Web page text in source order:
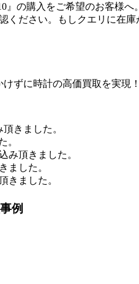
』の購入をご希望のお客様へ。
ださい。もしクエリに在
ずに時計の高価買取を実現！
きました。
。
み頂きました。
ました。
きました。
例